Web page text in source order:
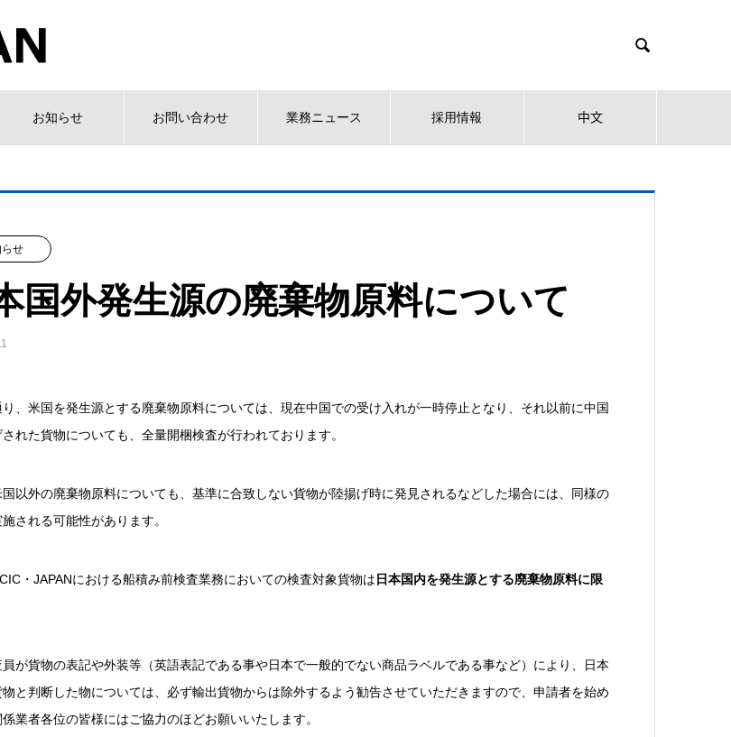

お知らせ お問い合わせ 業務ニュース 採用情報 中文
らせ
国外発生源の廃棄物原料について
り、米国を発生源とする廃棄物原料については、現在中国での受け入れが一時停止となり、それ以前に中国
れた貨物についても、全量開梱検査が行われております。
以外の廃棄物原料についても、基準に合致しない貨物が陸揚げ時に発見されるなどした場合には、同様の
される可能性があります。
・JAPANにおける船積み前検査業務においての検査対象貨物は 日本国内を発生源とする廃棄物原料に限
が貨物の表記や外装等（英語表記である事や日本で一般的でない商品ラベルである事など）により、日本
物と判断した物については、必ず輸出貨物からは除外するよう勧告させていただきますので、申請者を始め
係業者各位の皆様にはご協力のほどお願いいたします。